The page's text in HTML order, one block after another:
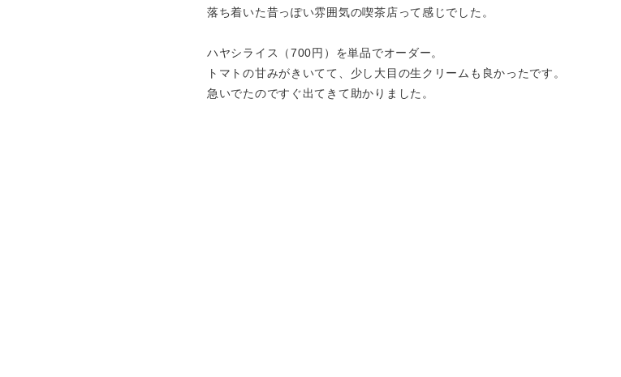
落ち着いた昔っぽい雰囲気の喫茶店って感じでした。
ハヤシライス（700円）を単品でオーダー。
トマトの甘みがきいてて、少し大目の生クリームも良かったです。
急いでたのですぐ出てきて助かりました。